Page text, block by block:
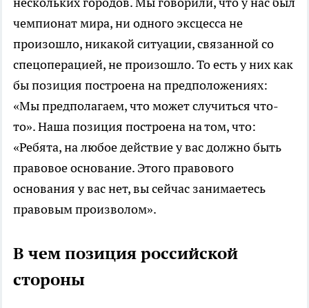
чемпионат мира, ни одного эксцесса не
произошло, никакой ситуации, связанной со
спецоперацией, не произошло. То есть у них как
бы позиция построена на предположениях:
«Мы предполагаем, что может случиться что-
то». Наша позиция построена на том, что:
«Ребята, на любое действие у вас должно быть
правовое основание. Этого правового
основания у вас нет, вы сейчас занимаетесь
правовым произволом».
В чем позиция российской
стороны